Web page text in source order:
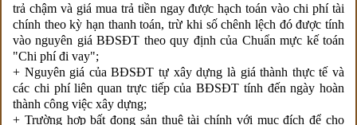
trả chậm và giá mua trả tiền ngay được hạch toán vào chi phí tài
chính theo kỳ hạn thanh toán, trừ khi số chênh lệch đó được tính
vào nguyên giá BĐSĐT theo quy định của Chuẩn mực kế toán
"Chi phí đi vay";
+ Nguyên giá của BĐSĐT tự xây dựng là giá thành thực tế và
các chi phí liên quan trực tiếp của BĐSĐT tính đến ngày hoàn
thành công việc xây dựng;
+ Trường hợp bất đọng sản thuê tài chính với mục đích để cho